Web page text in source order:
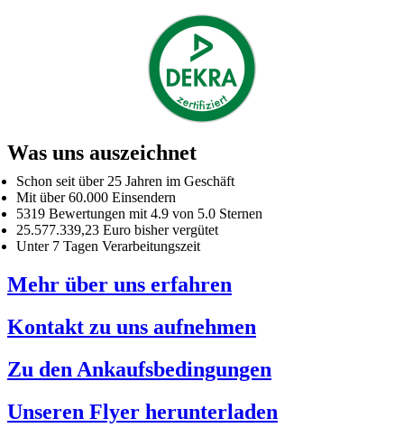
Was uns auszeichnet
Schon seit über 25 Jahren im Geschäft
Mit über 60.000 Einsendern
5319 Bewertungen mit 4.9 von 5.0 Sternen
25.577.339,23 Euro bisher vergütet
Unter 7 Tagen Verarbeitungszeit
Mehr über uns erfahren
Kontakt zu uns aufnehmen
Zu den Ankaufsbedingungen
Unseren Flyer herunterladen